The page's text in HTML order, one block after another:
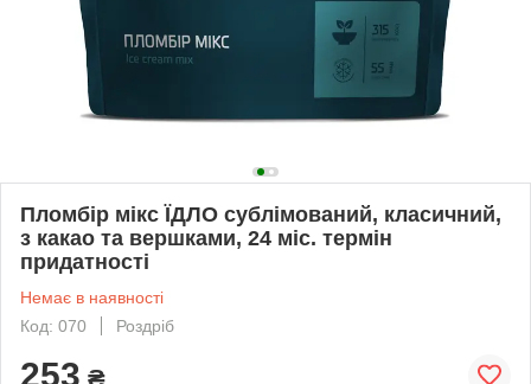
Пломбір мікс ЇДЛО сублімований, класичний,
з какао та вершками, 24 міс. термін
придатності
Немає в наявності
Код: 070
Роздріб
253